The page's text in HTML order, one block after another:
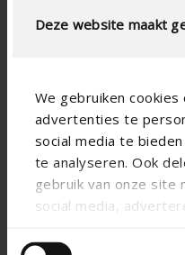
Deze website maakt
We gebruiken
advertenties te
social media te
te analyseren. Ook
gebruik van onze
social media,
andere informatie die